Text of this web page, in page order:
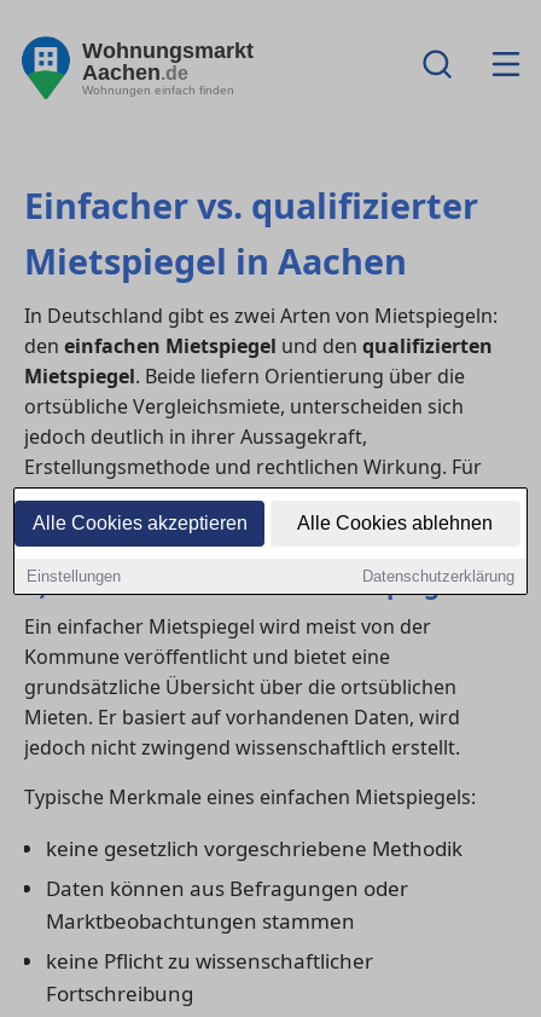
Alle Cookies akzeptieren Alle Cookies ablehnen
Einstellungen Datenschutzerklärung
Wohnungsmarkt
Aachen.de
Wohnungen einfach finden
Einfacher vs. qualifizierter
Mietspiegel in Aachen
In Deutschland gibt es zwei Arten von Mietspiegeln:
den einfachen Mietspiegel und den qualifizierten
Mietspiegel. Beide liefern Orientierung über die
ortsübliche Vergleichsmiete, unterscheiden sich
jedoch deutlich in ihrer Aussagekraft,
Erstellungsmethode und rechtlichen Wirkung. Für
Mieter:innen und Vermieter:innen in in Aachen ist es
wichtig, diese Unterschiede zu kennen.
1) Was ist ein einfacher Mietspiegel?
Ein einfacher Mietspiegel wird meist von der
Kommune veröffentlicht und bietet eine
grundsätzliche Übersicht über die ortsüblichen
Mieten. Er basiert auf vorhandenen Daten, wird
jedoch nicht zwingend wissenschaftlich erstellt.
Typische Merkmale eines einfachen Mietspiegels:
keine gesetzlich vorgeschriebene Methodik
Daten können aus Befragungen oder
Marktbeobachtungen stammen
keine Pflicht zu wissenschaftlicher
Fortschreibung